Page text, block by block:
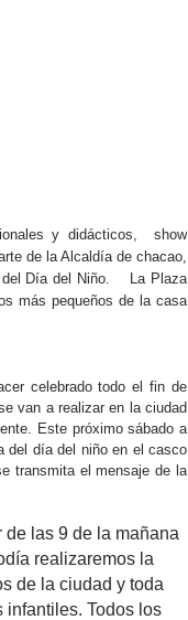
y didácticos,
show
de la Alcaldía de chacao,
Día del Niño.
La Plaza
más pequeños de la casa
celebrado todo el fin de
van a realizar en la ciudad
Este próximo sábado a
del día del niño en el casco
transmita el mensaje de la
las 9 de la mañana
realizaremos la
de la ciudad y toda
Todos los